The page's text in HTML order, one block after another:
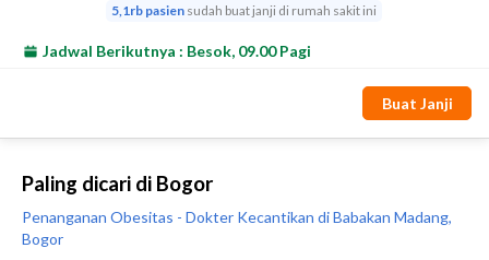
Paling dicari di Bogor
Penanganan Obesitas - Dokter Kecantikan di Babakan Madang,
Bogor